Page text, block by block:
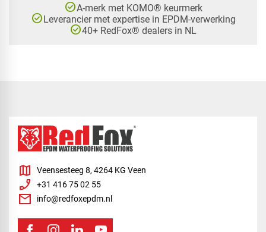
check_circleA-merk met KOMO® keurmerk
check_circleLeverancier met expertise in EPDM-verwerking
check_circle40+ RedFox® dealers in NL
map Veensesteeg 8, 4264 KG Veen
phone_enabled +31 416 75 02 55
mail info@redfoxepdm.nl